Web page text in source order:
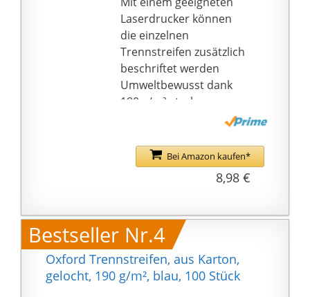
Laserdrucker können
die einzelnen
Trennstreifen zusätzlich
beschriftet werden
Umweltbewusst dank
180 g/m² starkem
Recycling-Karton mit
Zertifizierung
Überall einsetzbar, ob
zu Hause, im Büro oder
zum Unterteilen und
Trennen von
Dokumenten/Unterlage
n
Bei Amazon kaufen*
8,98 €
Bestseller Nr.4
Oxford Trennstreifen, aus Karton,
gelocht, 190 g/m², blau, 100 Stück